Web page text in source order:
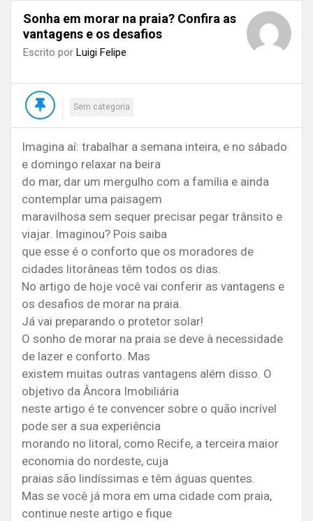
Sonha em morar na praia? Confira as
vantagens e os desafios
Escrito por Luigi Felipe
Sem categoria
Imagina aí: trabalhar a semana inteira, e no sábado
e domingo relaxar na beira
do mar, dar um mergulho com a família e ainda
contemplar uma paisagem
maravilhosa sem sequer precisar pegar trânsito e
viajar. Imaginou? Pois saiba
que esse é o conforto que os moradores de
cidades litorâneas têm todos os dias.
No artigo de hoje você vai conferir as vantagens e
os desafios de morar na praia.
Já vai preparando o protetor solar!
O sonho de morar na praia se deve à necessidade
de lazer e conforto. Mas
existem muitas outras vantagens além disso. O
objetivo da Âncora Imobiliária
neste artigo é te convencer sobre o quão incrível
pode ser a sua experiência
morando no litoral, como Recife, a terceira maior
economia do nordeste, cuja
praias são lindíssimas e têm águas quentes.
Mas se você já mora em uma cidade com praia,
continue neste artigo e fique